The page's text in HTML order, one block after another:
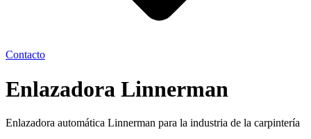
Contacto
Enlazadora Linnerman
Enlazadora automática Linnerman para la industria de la carpintería